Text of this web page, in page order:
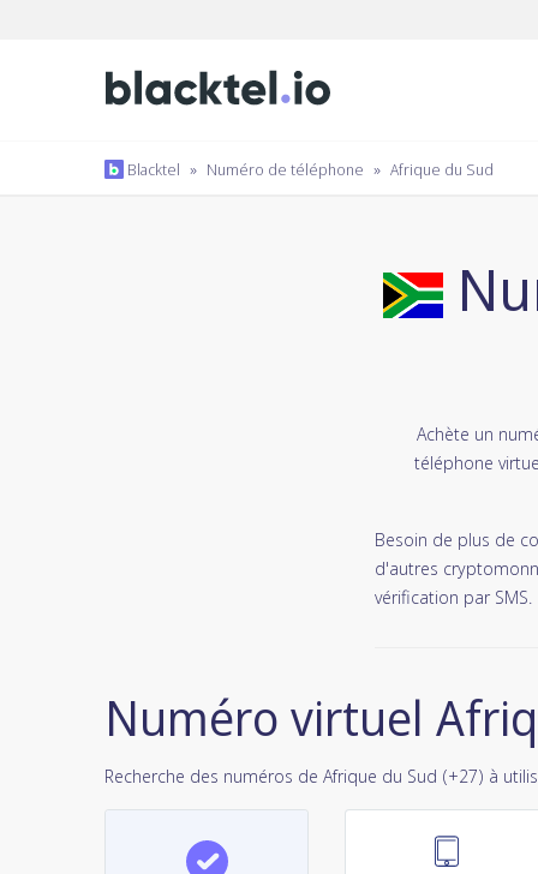
Blacktel » Numéro de téléphone » Afrique du Sud
Achète un
téléphone
Besoin de plus de
d'autres
vérification par SMS.
Numéro virtuel
Recherche des numéros de Afrique du Sud (+27) à